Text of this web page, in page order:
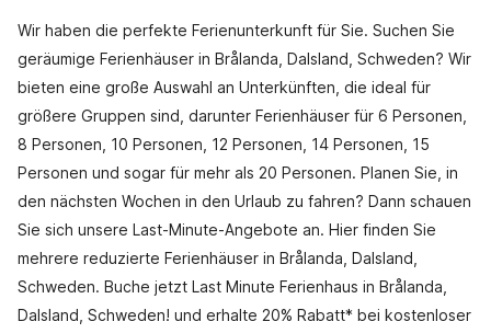
Wir haben die perfekte Ferienunterkunft für Sie. Suchen Sie
geräumige Ferienhäuser in Brålanda, Dalsland, Schweden? Wir
bieten eine große Auswahl an Unterkünften, die ideal für
größere Gruppen sind, darunter Ferienhäuser für 6 Personen,
8 Personen, 10 Personen, 12 Personen, 14 Personen, 15
Personen und sogar für mehr als 20 Personen. Planen Sie, in
den nächsten Wochen in den Urlaub zu fahren? Dann schauen
Sie sich unsere Last-Minute-Angebote an. Hier finden Sie
mehrere reduzierte Ferienhäuser in Brålanda, Dalsland,
Schweden. Buche jetzt Last Minute Ferienhaus in Brålanda,
Dalsland, Schweden! und erhalte 20% Rabatt* bei kostenloser